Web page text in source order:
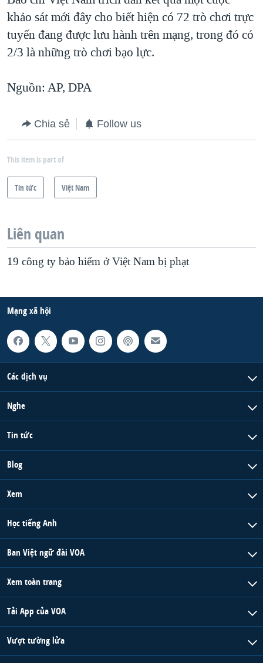
khảo sát mới đây cho biết hiện có 72 trò chơi trực
tuyến đang được lưu hành trên mạng, trong đó có
2/3 là những trò chơi bạo lực.
Nguồn: AP, DPA
Chia sẻ Follow us
This item is part of
Tin tức Việt Nam
Liên quan
19 công ty bảo hiểm ở Việt Nam bị phạt
Mạng xã hội
Các dịch vụ
Nghe
Tin tức
Blog
Xem
Học tiếng Anh
Ban Việt ngữ đài VOA
Xem toàn trang
Tải App của VOA
Vượt tường lửa